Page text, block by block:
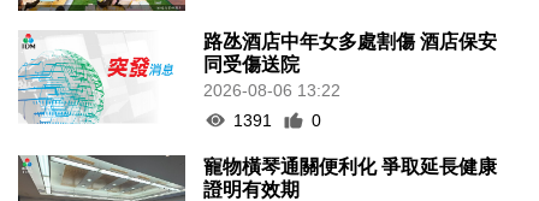
路氹酒店中年女多處割傷 酒店保安
同受傷送院
2026-08-06 13:22
1391
0
寵物橫琴通關便利化 爭取延長健康
證明有效期